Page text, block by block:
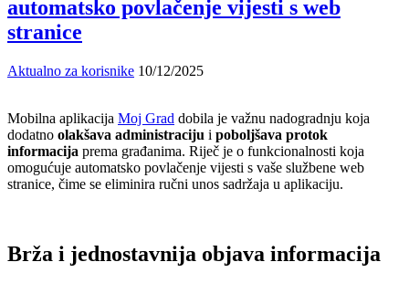
automatsko povlačenje vijesti s web
stranice
Aktualno za korisnike 10/12/2025
Mobilna aplikacija Moj Grad dobila je važnu nadogradnju koja
dodatno olakšava administraciju i poboljšava protok
informacija prema građanima. Riječ je o funkcionalnosti koja
omogućuje automatsko povlačenje vijesti s vaše službene web
stranice, čime se eliminira ručni unos sadržaja u aplikaciju.
Brža i jednostavnija objava informacija